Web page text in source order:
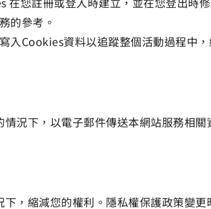
的參考。
Cookies資料以追蹤整個活動過程中
況下，以電子郵件傳送本網站服務相關
，縮減您的權利。隱私權保護政策變